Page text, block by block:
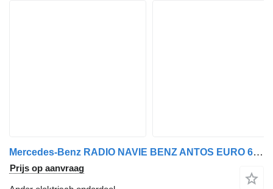
Mercedes-Benz RADIO NAVIE BENZ ANTOS EURO 6 A 000 446 66 62 voor vrachtwagen
Prijs op aanvraag